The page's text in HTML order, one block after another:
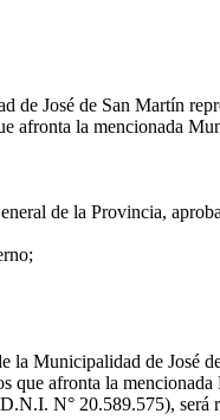
José de San Martín
la mencionada
de la Provincia,
Municipalidad de José
que afronta la
N° 20.589.575),